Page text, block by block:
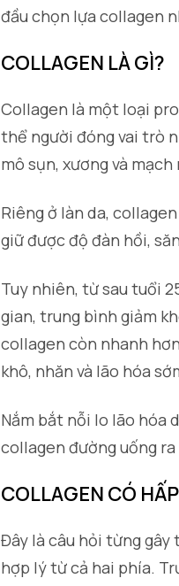
đầu chọn lựa collagen
COLLAGEN LÀ GÌ?
Collagen là một loại
thể người đóng vai trò
mô sụn, xương và mạch
Riêng ở làn da,
giữ được độ đàn hồi,
Tuy nhiên, từ sau tuổi
gian, trung bình giảm
collagen còn nhanh
khô, nhăn và lão hóa
Nắm bắt nỗi lo lão hóa
collagen đường uống ra
COLLAGEN CÓ
Đây là câu hỏi từng
hợp lý từ cả hai phía.